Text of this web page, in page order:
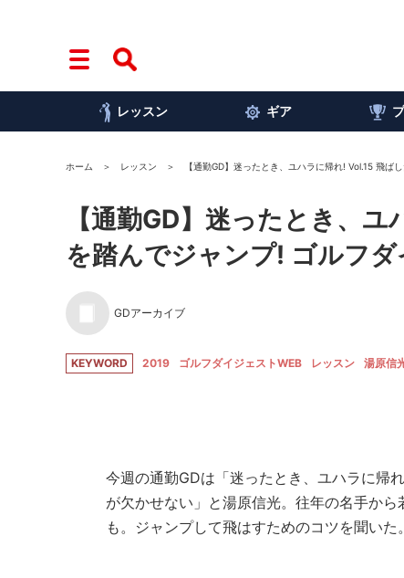
レッスン ギア
ホーム レッスン 【通勤GD】迷ったとき、ユハラに帰れ! Vol.15 飛ば
【通勤GD】迷ったとき、
を踏んでジャンプ! ゴルフ
GDアーカイブ
KEYWORD 2019 ゴルフダイジェストWEB レッスン 湯原信
今週の通勤GDは「迷ったとき、ユハラに帰
が欠かせない」と湯原信光。往年の名手か
も。ジャンプして飛はすためのコツを聞いた。